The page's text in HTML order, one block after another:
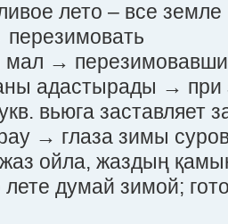
лето – все земле
мал →
адастырады → при
вьюга заставляет
→ глаза зимы
ойла, жаздың
думай зимой;